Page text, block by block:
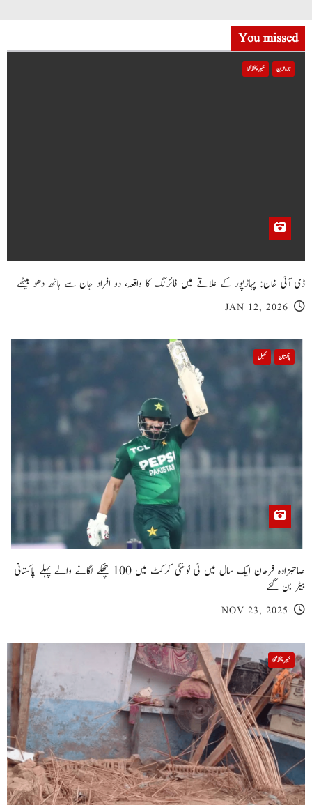
You missed
تازہ ترین خیبر پختونخوا
ڈی آئی خان: پہاڑپور کے علاقے میں فائرنگ کا واقعہ، دو افراد جان سے ہاتھ دھو بیٹھے
JAN 12, 2026
پاکستان کھیل
صاحبزادہ فرحان ایک سال میں ٹی ٹوئنٹی کرکٹ میں 100 چھکے لگانے والے پہلے پاکستانی
بیٹر بن گئے
NOV 23, 2025
خیبر پختونخوا